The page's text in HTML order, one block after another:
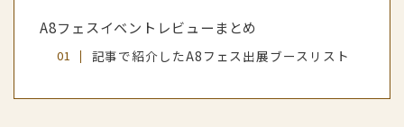
A8フェスイベントレビューまとめ
記事で紹介したA8フェス出展ブースリスト